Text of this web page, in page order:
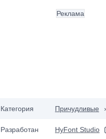
Категория Причудливые ›
Разработан HyFont Studio
Реклама